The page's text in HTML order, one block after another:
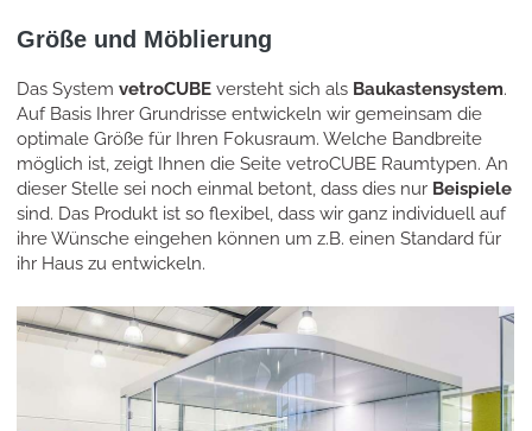
Größe und Möblierung
Das SystemvetroCUBE versteht sich als Baukastensystem.
Auf Basis Ihrer Grundrisse entwickeln wir gemeinsam die
optimale Größe für Ihren Fokusraum. Welche Bandbreite
möglich ist, zeigt Ihnen die Seite vetroCUBE Raumtypen. An
dieser Stelle sei noch einmal betont, dass dies nur Beispiele
sind. Das Produkt ist so flexibel, dass wir ganz individuell auf
ihre Wünsche eingehen können um z.B. einen Standard für
ihr Haus zu entwickeln.